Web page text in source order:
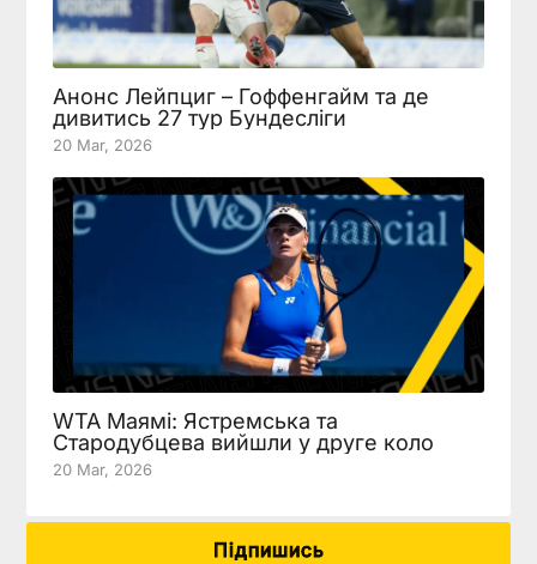
Анонс Лейпциг – Гоффенгайм та де
дивитись 27 тур Бундесліги
20 Mar, 2026
WTA Маямі: Ястремська та
Стародубцева вийшли у друге коло
20 Mar, 2026
Підпишись